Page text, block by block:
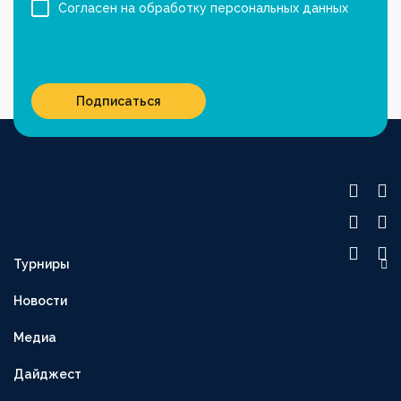
Турниры
OLIMPBET-КУБОК
ВТОРАЯ ЛИГА
Новости
Медиа
Дайджест
Согласен на обработку персональных данных
Подписаться